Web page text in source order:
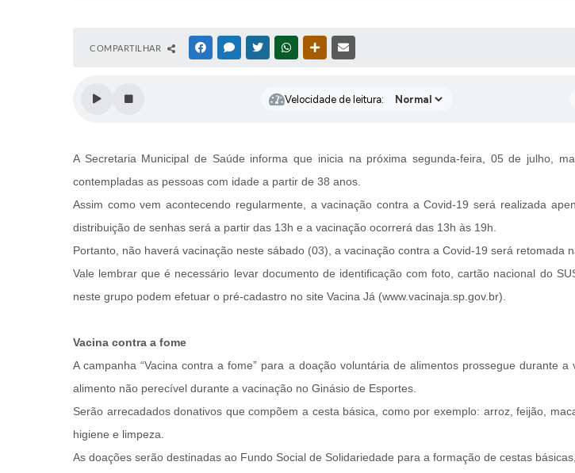
COMPARTILHAR FACEBOOKMESSENGER
TWITTERWHATSAPPOUTRAS MÍDIAS
Velocidade de leitura:
A Secretaria Municipal de Saúde informa que inicia na próxima segunda-feira, 05 de julho,
contempladas as pessoas com idade a partir de 38 anos.
Assim como vem acontecendo regularmente, a vacinação contra a Covid-19 será realizada
distribuição de senhas será a partir das 13h e a vacinação ocorrerá das 13h às 19h.
Portanto, não haverá vacinação neste sábado (03), a vacinação contra a Covid-19 será
Vale lembrar que é necessário levar documento de identificação com foto, cartão nacional do
neste grupo podem efetuar o pré-cadastro no site Vacina Já (www.vacinaja.sp.gov.br).
Vacina contra a fome
A campanha “Vacina contra a fome” para a doação voluntária de alimentos prossegue durante
alimento não perecível durante a vacinação no Ginásio de Esportes.
Serão arrecadados donativos que compõem a cesta básica, como por exemplo: arroz, feijão,
higiene e limpeza.
As doações serão destinadas ao Fundo Social de Solidariedade para a formação de cestas